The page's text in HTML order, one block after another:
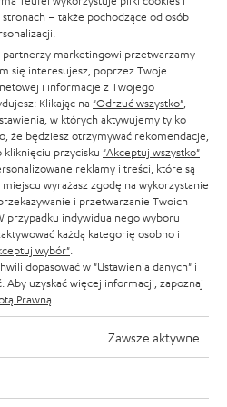
– także pochodzące od osób
marketingowi przetwarzamy
się interesujesz, poprzez Twoje
i informacje z Twojego
Klikając na "Odrzuć wszystko"
w których aktywujemy tylko
że będziesz otrzymywać rekomendacje,
kliknięciu przycisku "Akceptuj wszystko"
reklamy i treści, które są
wyrażasz zgodę na wykorzystanie
i przetwarzanie Twoich
przypadku indywidualnego wyboru
każdą kategorię osobno i
wybór"
dopasować w "Ustawienia danych" i
Aby uzyskać więcej informacji, zapoznaj
Prawną
Zawsze aktywne